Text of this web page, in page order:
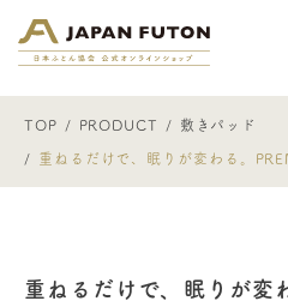
TOP PRODUCT 敷きパッド
重ねるだけで、眠りが変わる。
重ねるだけで、眠りが変